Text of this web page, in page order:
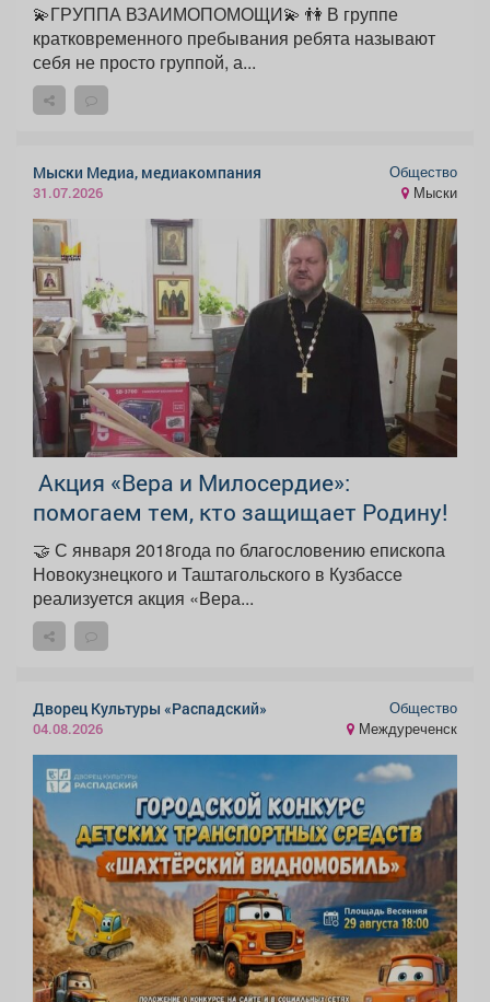
💫ГРУППА ВЗАИМОПОМОЩИ💫 👫 В группе
кратковременного пребывания ребята называют
себя не просто группой, а...
Мыски Медиа, медиакомпания
31.07.2026
Общество
Мыски
️ Акция «Вера и Милосердие»:
помогаем тем, кто защищает Родину!
🤝 С января 2018года по благословению епископа
Новокузнецкого и Таштагольского в Кузбассе
реализуется акция «Вера...
Дворец Культуры «Распадский»
04.08.2026
Общество
Междуреченск